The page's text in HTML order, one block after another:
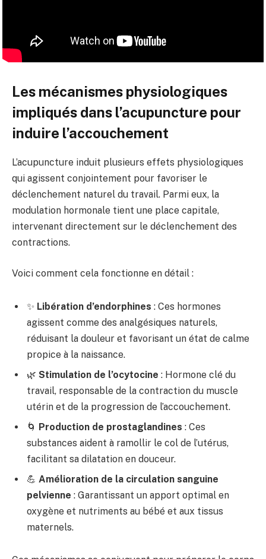
Les mécanismes physiologiques
impliqués dans l’acupuncture pour
induire l’accouchement
L’acupuncture induit plusieurs effets physiologiques
qui agissent conjointement pour favoriser le
déclenchement naturel du travail. Parmi eux, la
modulation hormonale tient une place capitale,
intervenant directement sur le déclenchement des
contractions.
Voici comment cela fonctionne en détail :
✨ Libération d’endorphines : Ces hormones
agissent comme des analgésiques naturels,
réduisant la douleur et favorisant un état de calme
propice à la naissance.
🌿 Stimulation de l’ocytocine : Hormone clé du
travail, responsable de la contraction du muscle
utérin et de la progression de l’accouchement.
🌀 Production de prostaglandines : Ces
substances aident à ramollir le col de l’utérus,
facilitant sa dilatation en douceur.
💪 Amélioration de la circulation sanguine
pelvienne : Garantissant un apport optimal en
oxygène et nutriments au bébé et aux tissus
maternels.